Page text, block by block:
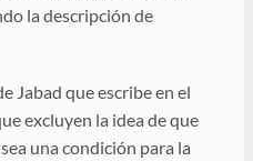
la descripción de
Jabad que escribe en el
excluyen la idea de que
una condición para la